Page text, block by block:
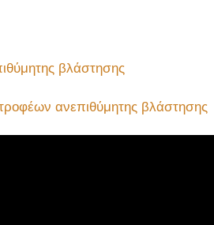
βλάστησης
ανεπιθύμητης βλάστησης